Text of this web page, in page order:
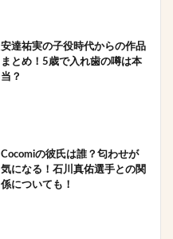
安達祐実の子役時代からの作品
まとめ！5歳で入れ歯の噂は本
当？
Cocomiの彼氏は誰？匂わせが
気になる！石川真佑選手との関
係についても！